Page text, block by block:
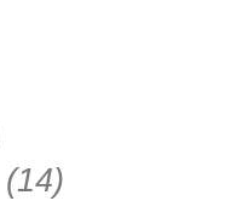
(14)